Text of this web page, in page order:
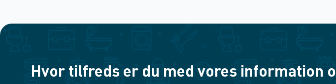
Hvor tilfreds er du med vores information